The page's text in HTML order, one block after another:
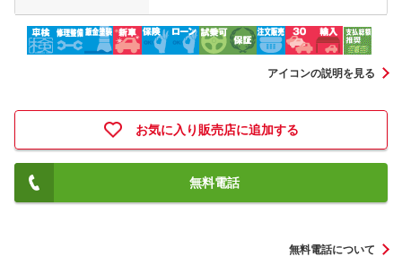
アイコンの説明を見る
お気に入り販売店に追加する
無料電話
無料電話について